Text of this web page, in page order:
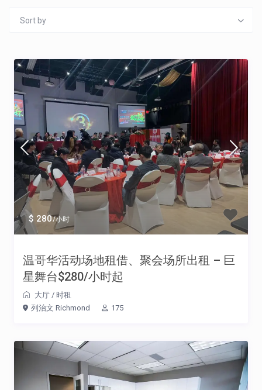
Sort by
$ 280/小时
温哥华活动场地租借、聚会场所出租 – 巨
星舞台$280/小时起
大厅 / 时租
列治文 Richmond
175